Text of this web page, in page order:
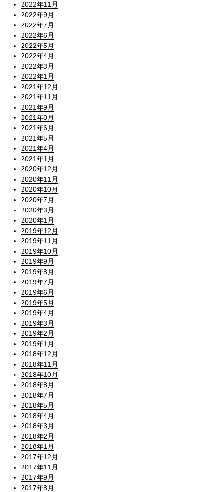
2022年11月
2022年9月
2022年7月
2022年6月
2022年5月
2022年4月
2022年3月
2022年1月
2021年12月
2021年11月
2021年9月
2021年8月
2021年6月
2021年5月
2021年4月
2021年1月
2020年12月
2020年11月
2020年10月
2020年7月
2020年3月
2020年1月
2019年12月
2019年11月
2019年10月
2019年9月
2019年8月
2019年7月
2019年6月
2019年5月
2019年4月
2019年3月
2019年2月
2019年1月
2018年12月
2018年11月
2018年10月
2018年8月
2018年7月
2018年5月
2018年4月
2018年3月
2018年2月
2018年1月
2017年12月
2017年11月
2017年9月
2017年8月